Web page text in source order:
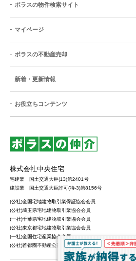
ポラスの物件検索サイト
マイページ
ポラスの不動産売却
新着・更新情報
お役立ちコンテンツ
株式会社中央住宅
宅建業 国土交通大臣(13)第2401号
建設業 国土交通大臣許可(特-3)第8156号
(公社)全国宅地建物取引業保証協会会員
(公社)埼玉県宅地建物取引業協会会員
(一社)千葉県宅地建物取引業協会会員
(公社)東京都宅地建物取引業協会会員
(一社)全国住宅産業協会会員
(公社)首都圏不動産公正取引協議会加盟